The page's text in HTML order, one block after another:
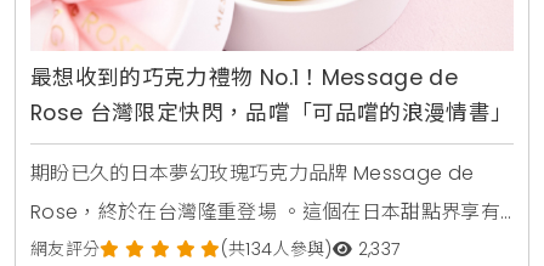
最想收到的巧克力禮物 No.1！Message de
Rose 台灣限定快閃，品嚐「可品嚐的浪漫情書」
期盼已久的日本夢幻玫瑰巧克力品牌 Message de
Rose，終於在台灣隆重登場 。這個在日本甜點界享有
盛名，並曾榮獲日本甜點誌票選「最想收到的巧克力禮
網友評分 (共134人參與) 2,337